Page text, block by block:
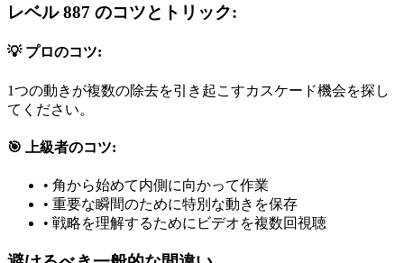
レベル 887 のコツとトリック:
💡 プロのコツ:
1つの動きが複数の除去を引き起こすカスケード機会を探し
てください。
🎯 上級者のコツ:
• 角から始めて内側に向かって作業
• 重要な瞬間のために特別な動きを保存
• 戦略を理解するためにビデオを複数回視聴